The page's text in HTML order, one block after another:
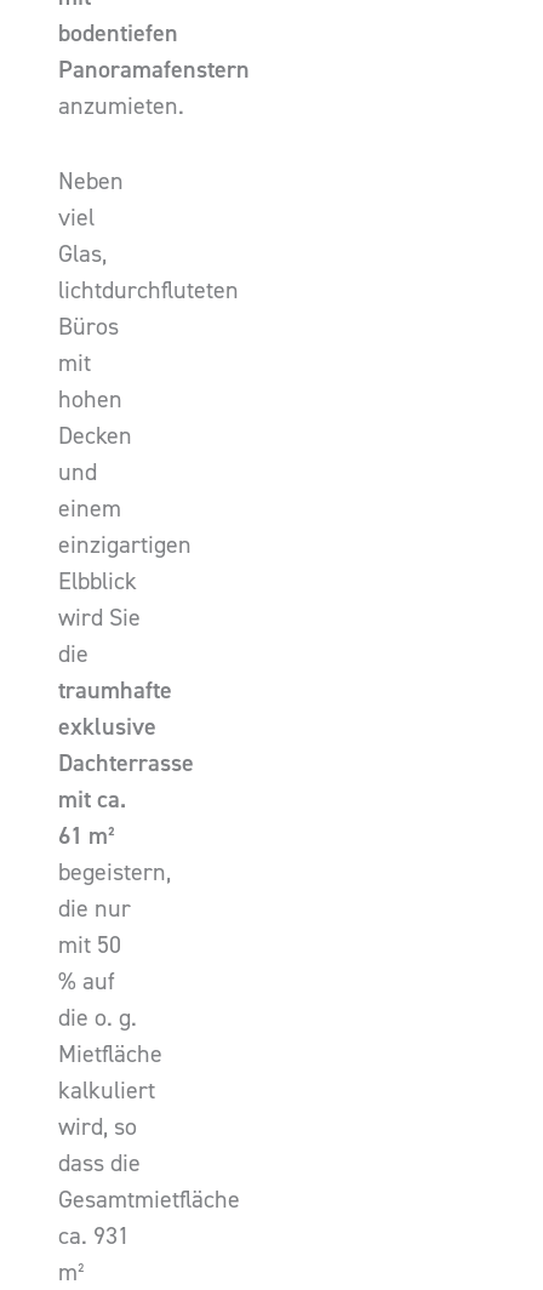
bodentiefen
Panoramafenstern
anzumieten.
Neben
viel
Glas,
lichtdurchfluteten
Büros
mit
hohen
Decken
und
einem
einzigartigen
Elbblick
wird Sie
die
traumhafte
exklusive
Dachterrasse
mit ca.
61 m²
begeistern,
die nur
mit 50
% auf
die o. g.
Mietfläche
kalkuliert
wird, so
dass die
Gesamtmietfläche
ca. 931
m²